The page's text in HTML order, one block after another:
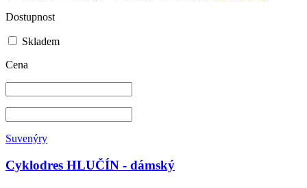
Dostupnost
Skladem
Cena
Suvenýry
Cyklodres HLUČÍN - dámský